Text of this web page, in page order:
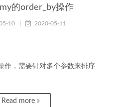
的order_by操作
10 2020-05-11
作，需要针对多个参数来排序
Read more »